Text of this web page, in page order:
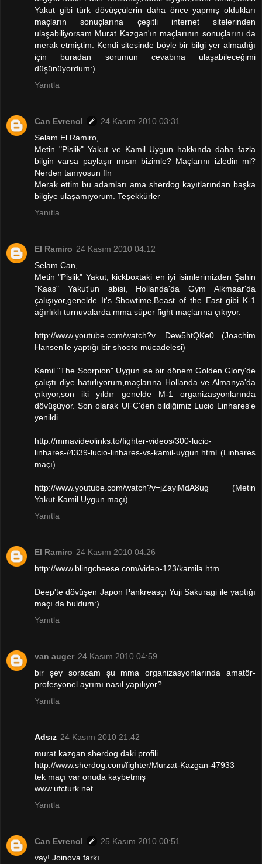
Yakut gibi türk dövüşçülerin daha önce yapmış oldukları
maçların sonuçlarına çeşitli internet sitelerinden
ulaşabiliyorsam Murat Kazgan'ın maçlarının sonuçlarını da
merak etmiştim. Kendi sitesinde böyle bir bilgi yer almadığı
için buradan sorumun cevabına ulaşabileceğimi
düşünüyordum:)
Yanıtla
Can Evrenol
24 Kasım 2010 03:31
Selam El Ramiro,
Metin "Pislik" Yakut ve Kamil Uygun hakkında daha fazla
bilgin varsa paylaşır mısın bizimle? Maçlarını izledin mi?
Nerden tanıyosun fln
Merak ettim bu adamları ama sherdog kayıtlarından başka
bilgiye ulaşamıyorum. Teşekkürler
Yanıtla
El Ramiro 24 Kasım 2010 04:12
Selam Can,
Metin "Pislik" Yakut, kickboxtaki en iyi isimlerimizden Şahin
"Kaas" Yakut'un abisi, Hollanda'da Gym Alkmaar'da
çalışıyor,genelde It's Showtime,Beast of the East gibi K-1
ağırlıklı turnuvalarda mma süper fight maçlarına çıkıyor.
http://www.youtube.com/watch?v=_Dew5htQKe0 (Joachim
Hansen'le yaptığı bir shooto mücadelesi)
Kamil "The Scorpion" Uygun ise bir dönem Golden Glory'de
çalıştı diye hatırlıyorum,maçlarına Hollanda ve Almanya'da
çıkıyor,son iki yıldır genelde M-1 organizasyonlarında
dövüşüyor. Son olarak UFC'den bildiğimiz Lucio Linhares'e
yenildi.
http://mmavideolinks.to/fighter-videos/300-lucio-
linhares-/4339-lucio-linhares-vs-kamil-uygun.html (Linhares
maçı)
http://www.youtube.com/watch?v=jZayiMdA8ug (Metin
Yakut-Kamil Uygun maçı)
Yanıtla
El Ramiro 24 Kasım 2010 04:26
http://www.blingcheese.com/video-123/kamila.htm
Deep'te dövüşen Japon Pankreasçı Yuji Sakuragi ile yaptığı
maçı da buldum:)
Yanıtla
van auger 24 Kasım 2010 04:59
bir şey soracam şu mma organizasyonlarında amatör-
profesyonel ayrımı nasıl yapılıyor?
Yanıtla
Adsız 24 Kasım 2010 21:42
murat kazgan sherdog daki profili
http://www.sherdog.com/fighter/Murzat-Kazgan-47933
tek maçı var onuda kaybetmiş
www.ufcturk.net
Yanıtla
Can Evrenol
25 Kasım 2010 00:51
vay! Joinova farkı...